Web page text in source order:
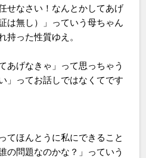
せなさい！なんとかしてあげ
は無し）」っていう母ちゃん
持った性質ゆえ。
あげなきゃ」って思っちゃう
」ってお話しではなくてです
てほんとうに私にできること
の問題なのかな？」っていう